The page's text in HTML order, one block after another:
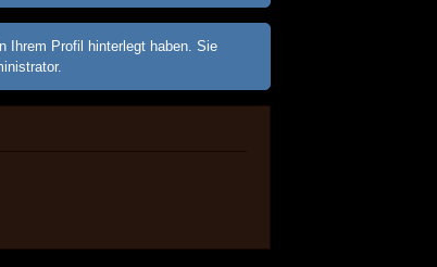
Ihrem Profil hinterlegt haben. Sie